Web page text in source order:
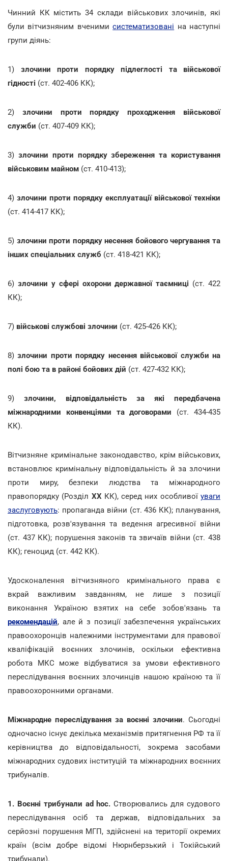
Чинний КК містить 34 склади військових злочинів, які
були вітчизняним вченимисистематизовані на наступні
групи діянь:
1) злочини проти порядку підлеглості та військової
гідності (ст. 402-406 КК);
2) злочини
проти порядку проходження військової
служби (ст. 407-409 КК);
3) злочини проти порядку збереження та користування
військовим майном (ст. 410-413);
4) злочини проти порядку експлуатації військової техніки
(ст. 414-417 КК);
5) злочини проти порядку несення бойового чергування та
інших спеціальних служб (ст. 418-421 КК);
6) злочини у сфері охорони державної таємниці (ст. 422
КК);
7) військові службові злочини (ст. 425-426 КК);
8)злочини проти порядку несення військової служби на
полі бою та в районі бойових дій (ст. 427-432 КК);
9) злочини, відповідальність за які передбачена
міжнародними конвенціями та договорами (ст. 434-435
КК).
Вітчизняне кримінальне законодавство, крім військових,
встановлює кримінальну відповідальність й за злочини
проти миру, безпеки людства та міжнародного
правопорядку (Розділ ХХ КК), серед них особливоїуваги
заслуговують: пропаганда війни (ст. 436 КК); планування,
підготовка, розв'язування та ведення агресивної війни
(ст. 437 КК); порушення законів та звичаїв війни (ст. 438
КК); геноцид (ст. 442 КК).
Удосконалення вітчизняного кримінального права є
вкрай важливим завданням, не лише з позиції
виконання Україною взятих на себе зобов'язань та
рекомендацій, але й з позиції забезпечення українських
правоохоронців належними інструментами для правової
кваліфікацій воєнних злочинів, оскільки ефективна
робота МКС може відбуватися за умови ефективного
переслідування воєнних злочинців нашою країною та її
правоохоронними органами.
Міжнародне переслідування за воєнні злочини. Сьогодні
одночасно існує декілька механізмів притягнення РФ та її
керівництва до відповідальності, зокрема засобами
міжнародних судових інституцій та міжнародних воєнних
трибуналів.
1. Воєнні трибунали ad hoc. Створювались для судового
переслідування осіб та держав, відповідальних за
серйозні порушення МГП, здійснені на території окремих
країн (всім добре відомі Нюрнберзький і Токійський
трибунали).